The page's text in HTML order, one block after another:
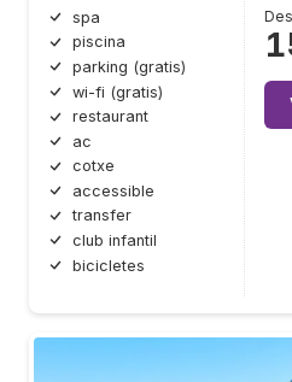
spa
piscina
parking (gratis)
wi-fi (gratis)
restaurant
ac
cotxe
accessible
transfer
club infantil
bicicletes